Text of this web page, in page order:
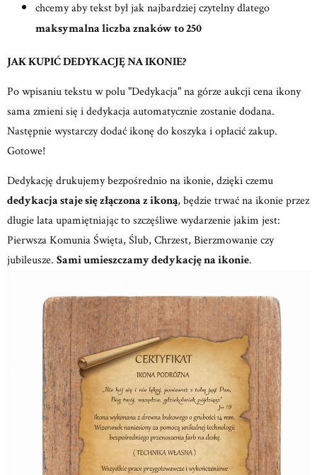
chcemy aby tekst był jak najbardziej czytelny dlatego
maksymalna liczba znaków to 250
JAK KUPIĆ DEDYKACJĘ NA IKONIE?
Po wpisaniu tekstu w polu "Dedykacja" na górze aukcji cena ikony
sama zmieni się i dedykacja automatycznie zostanie dodana.
Następnie wystarczy dodać ikonę do koszyka i opłacić zakup.
Gotowe!
Dedykację drukujemy bezpośrednio na ikonie, dzięki czemu
dedykacja staje się złączona z ikoną, będzie trwać na ikonie przez
długie lata upamiętniając to szczęśliwe wydarzenie jakim jest:
Pierwsza Komunia Święta, Ślub, Chrzest, Bierzmowanie czy
jubileusze. Sami umieszczamy dedykację na ikonie.